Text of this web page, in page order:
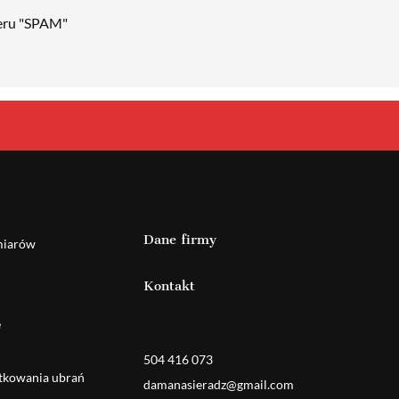
"SPAM"
ubrań
Dane firmy
Kontakt
504 416 073
damanasieradz@gmail.com